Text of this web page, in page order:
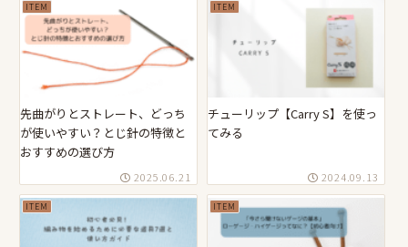
ITEM
先曲がりとストレート、どっち
が使いやすい？とじ針の特徴と
おすすめの選び方
2025.06.21
ITEM
チューリップ【Carry S】を使っ
てみる
2024.09.13
ITEM ITEM